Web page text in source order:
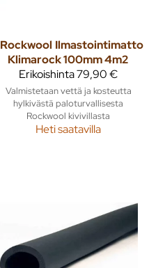
Rockwool Ilmastointimatto
Klimarock 100mm 4m2
Erikoishinta79,90 €
Valmistetaan vettä ja kosteutta
hylkivästä paloturvallisesta
Rockwool kivivillasta
Heti saatavilla